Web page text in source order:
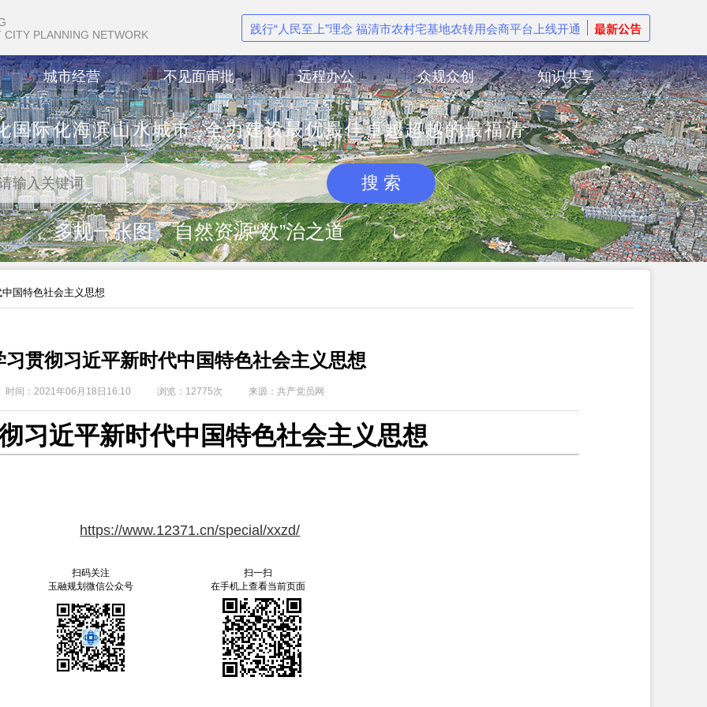
CITY PLANNING NETWORK
践行“人民至上”理念 福清市农村宅基地农转用会商平台上线开通
城市经营 不见面审批 远程办公 众规众创 知识共享
国际化海滨山水城市 全力建设最优最佳卓越超越的最福清
搜 索
多规一张图 自然资源“数”治之道
国特色社会主义思想
习贯彻习近平新时代中国特色社会主义思想
时间： 2021年06月18日16:10 浏览： 12775次 来源： 共产党员网
习近平新时代中国特色社会主义思想
https://www.12371.cn/special/xxzd/
扫码关注
玉融规划微信公众号
扫一扫
在手机上查看当前页面